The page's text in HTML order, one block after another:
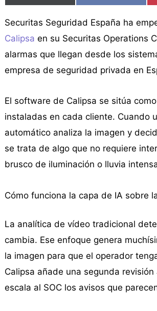
Securitas Seguridad España ha
Calipsa en su Securitas Operations
alarmas que llegan desde los
empresa de seguridad privada en
El software de Calipsa se sitúa
instaladas en cada cliente. Cuando
automático analiza la imagen y
se trata de algo que no requiere
brusco de iluminación o lluvia
Cómo funciona la capa de IA sobre
La analítica de vídeo tradicional
cambia. Ese enfoque genera
la imagen para que el operador
Calipsa añade una segunda
escala al SOC los avisos que